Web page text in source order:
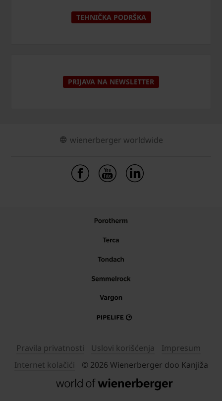
TEHNIČKA PODRŠKA
PRIJAVA NA NEWSLETTER
wienerberger worldwide
Pravila privatnosti Uslovi korišćenja
Impresum
Internet kolačići
© 2026 Wienerberger doo Kanjiža